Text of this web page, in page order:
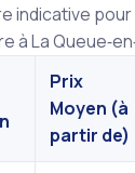
indicative
à La
Prix
Moyen (à
partir de)